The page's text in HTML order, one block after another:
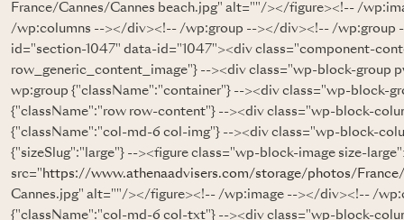
France/Cannes/Cannes beach.jpg" alt=""/></figure><!-- /
/wp:columns --></div><!-- /wp:group --></div><!-- /wp:group
id="section-1047" data-id="1047"><div class="component-
row_generic_content_image"} --><div class="wp-block-group
wp:group {"className":"container"} --><div class="wp-block-
{"className":"row row-content"} --><div class="wp-block-
{"className":"col-md-6 col-img"} --><div class="wp-block-
{"sizeSlug":"large"} --><figure class="wp-block-image size-
src=" https://www.athenaadvisers.com/storage/photos/
Cannes.jpg" alt=""/></figure><!-- /wp:image --></div><!-- /
{"className":"col-md-6 col-txt"} --><div class="wp-block-